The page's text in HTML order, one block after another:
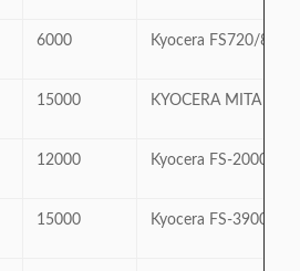
6000 Kyocera FS720/820/
15000 KYOCERA MITA
12000 Kyocera FS-2000D/
15000 Kyocera FS-